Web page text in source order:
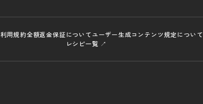
利用規約全額返金保証についてユーザー生成コンテンツ規定について
レシピ一覧 ↗